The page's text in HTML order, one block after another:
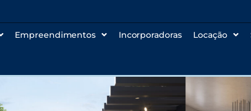
Empreendimentos Incorporadoras Locação